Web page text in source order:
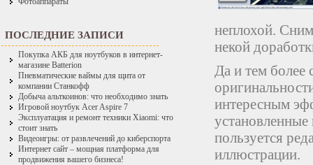
ПОСЛЕДНИЕ ЗАПИСИ
Покупка АКБ для ноутбуков в интернет-
магазине Batterion
Пневматические ваймы для щита от
компании Станкофф
Добыча альткоинов: что необходимо знать
Игровой ноутбук Acer Aspire 7
Эксплуатация и ремонт техники Xiaomi: что
стоит знать
Видеоигры: от развлечений до киберспорта
Интернет сайт – мощная платформа для
продвижения вашего бизнеса!
неплохой.
некой
Да и тем более
интересным
пользуется
иллюстрации.